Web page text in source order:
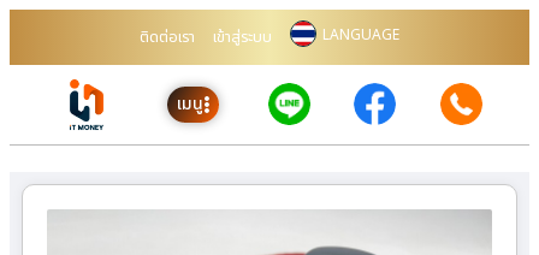
ติดต่อเรา เข้าสู่ระบบ LANGUAGE
เมนู